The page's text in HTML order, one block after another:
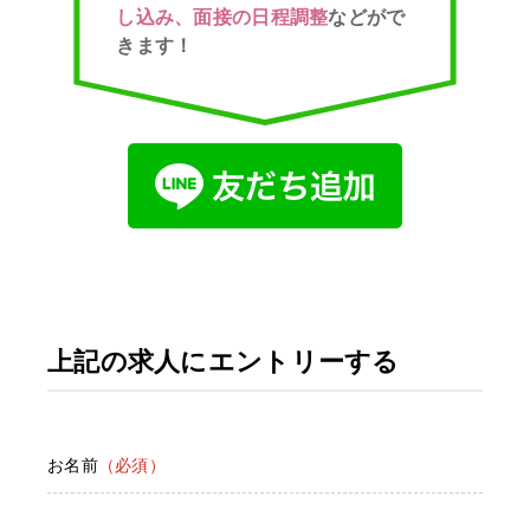
し込み、面接の日程調整などがで
きます！
上記の求人にエントリーする
お名前（必須）